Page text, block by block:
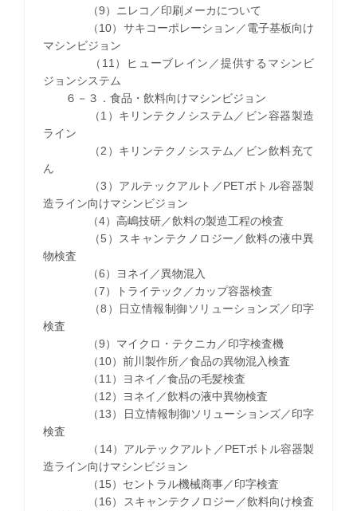
（9）ニレコ／印刷メーカについて
（10）サキコーポレーション／電子基板向け
マシンビジョン
（11）ヒューブレイン／提供するマシンビ
ジョンシステム
６－３．食品・飲料向けマシンビジョン
（1）キリンテクノシステム／ビン容器製造
ライン
（2）キリンテクノシステム／ビン飲料充て
ん
（3）アルテックアルト／PETボトル容器製
造ライン向けマシンビジョン
（4）高嶋技研／飲料の製造工程の検査
（5）スキャンテクノロジー／飲料の液中異
物検査
（6）ヨネイ／異物混入
（7）トライテック／カップ容器検査
（8）日立情報制御ソリューションズ／印字
検査
（9）マイクロ・テクニカ／印字検査機
（10）前川製作所／食品の異物混入検査
（11）ヨネイ／食品の毛髪検査
（12）ヨネイ／飲料の液中異物検査
（13）日立情報制御ソリューションズ／印字
検査
（14）アルテックアルト／PETボトル容器製
造ライン向けマシンビジョン
（15）セントラル機械商事／印字検査
（16）スキャンテクノロジー／飲料向け検査